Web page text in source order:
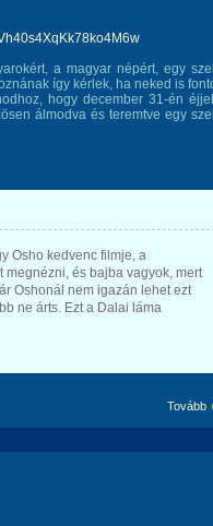
a magyar népért, egy
így kérlek, ha neked is
hogy december 31-én
álmodva és teremtve egy
Osho kedvenc filmje, a
és bajba vagyok, mert
Oshonál nem igazán lehet ezt
ne árts. Ezt a Dalai láma
Tovább